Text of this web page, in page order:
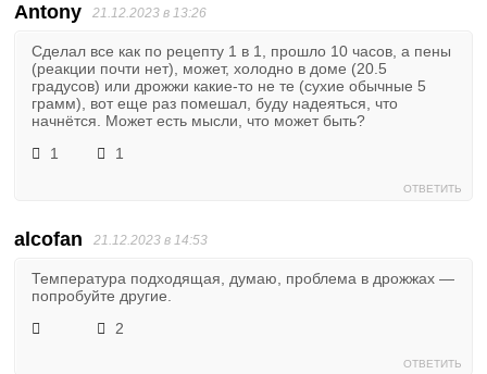
Antony 21.12.2023 в 13:26
Сделал все как по рецепту 1 в 1, прошло 10 часов, а пены
(реакции почти нет), может, холодно в доме (20.5
градусов) или дрожжи какие-то не те (сухие обычные 5
грамм), вот еще раз помешал, буду надеяться, что
начнётся. Может есть мысли, что может быть?
1
1
ОТВЕТИТЬ
alcofan 21.12.2023 в 14:53
Температура подходящая, думаю, проблема в дрожжах —
попробуйте другие.
2
ОТВЕТИТЬ